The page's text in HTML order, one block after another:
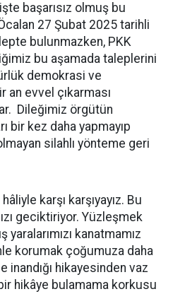
başarısız olmuş bu
27 Şubat 2025 tarihli
bulunmazken, PKK
bu aşamada taleplerini
demokrasi ve
an evvel çıkarması
Dileğimiz örgütün
bir kez daha yapmayıp
silahlı yönteme geri
karşı karşıyayız. Bu
geciktiriyor. Yüzleşmek
yaralarımızı kanatmamız
korumak çoğumuza daha
inandığı hikayesinden vaz
hikâye bulamama korkusu